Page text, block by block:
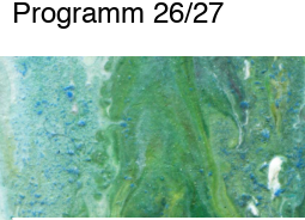
Programm 26/27